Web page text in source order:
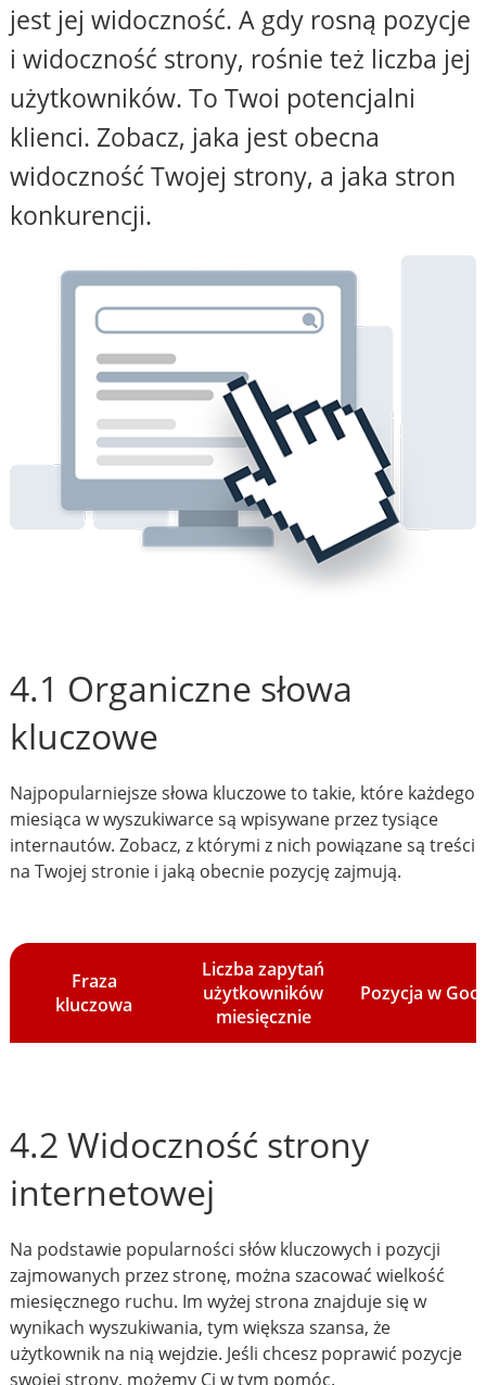
jest jej widoczność. A gdy rosną pozycje
i widoczność strony, rośnie też liczba jej
użytkowników. To Twoi potencjalni
klienci. Zobacz, jaka jest obecna
widoczność Twojej strony, a jaka stron
konkurencji.
4.1 Organiczne słowa
kluczowe
Najpopularniejsze słowa kluczowe to takie, które każdego
miesiąca w wyszukiwarce są wpisywane przez tysiące
internautów. Zobacz, z którymi z nich powiązane są treści
na Twojej stronie i jaką obecnie pozycję zajmują.
Fraza
kluczowa
Liczba zapytań
użytkowników
miesięcznie
Pozycja w
4.2 Widoczność strony
internetowej
Na podstawie popularności słów kluczowych i pozycji
zajmowanych przez stronę, można szacować wielkość
miesięcznego ruchu. Im wyżej strona znajduje się w
wynikach wyszukiwania, tym większa szansa, że
użytkownik na nią wejdzie. Jeśli chcesz poprawić pozycje
swojej strony, możemy Ci w tym pomóc.